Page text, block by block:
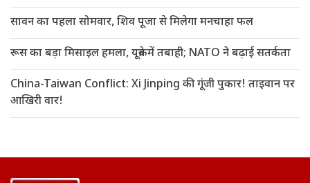
सावन का पहला सोमवार, शिव पूजा से मिलेगा मनचाहा फल
रूस का बड़ा मिसाइल हमला, यूक्रेन में तबाही; NATO ने बढ़ाई सतर्कता
China-Taiwan Conflict: Xi Jinping की गूंजी पुकार! ताइवान पर
आखिरी वार!